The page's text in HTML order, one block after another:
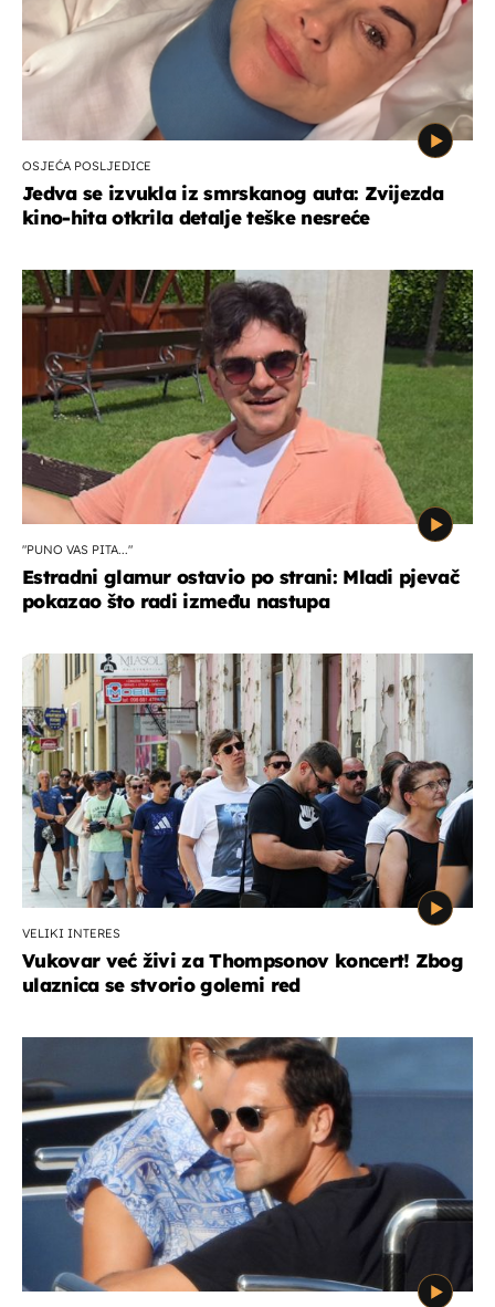
OSJEĆA POSLJEDICE
Jedva se izvukla iz smrskanog auta: Zvijezda
kino-hita otkrila detalje teške nesreće
"PUNO VAS PITA..."
Estradni glamur ostavio po strani: Mladi pjevač
pokazao što radi između nastupa
VELIKI INTERES
Vukovar već živi za Thompsonov koncert! Zbog
ulaznica se stvorio golemi red